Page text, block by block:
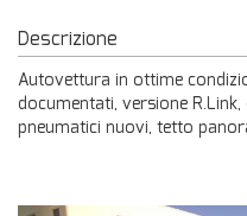
Descrizione
Autovettura in ottime
documentati, versione
pneumatici nuovi, tetto